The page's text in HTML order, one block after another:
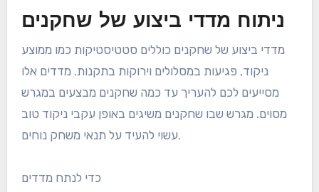
ניתוח מדדי ביצוע של שחקנים
מדדי ביצוע של שחקנים כוללים סטטיסטיקות כמו ממוצע
ניקוד, פגיעות במסלולים וירוקות בתקנות. מדדים אלו
מסייעים לכם להעריך עד כמה שחקנים מבצעים במגרש
מסוים. מגרש שבו שחקנים משיגים באופן עקבי ניקוד טוב
עשוי להעיד על תנאי משחק נוחים.
כדי לנתח מדדים